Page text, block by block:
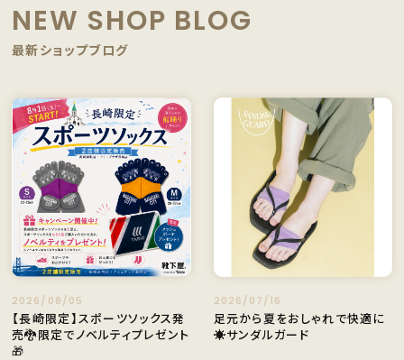
NEW SHOP BLOG
最新ショップブログ
2026/08/05
【長崎限定】スポーツソックス発
売🐉限定でノベルティプレゼント
🎁
2026/07/16
足元から夏をおしゃれで快適に
☀️サンダルガード